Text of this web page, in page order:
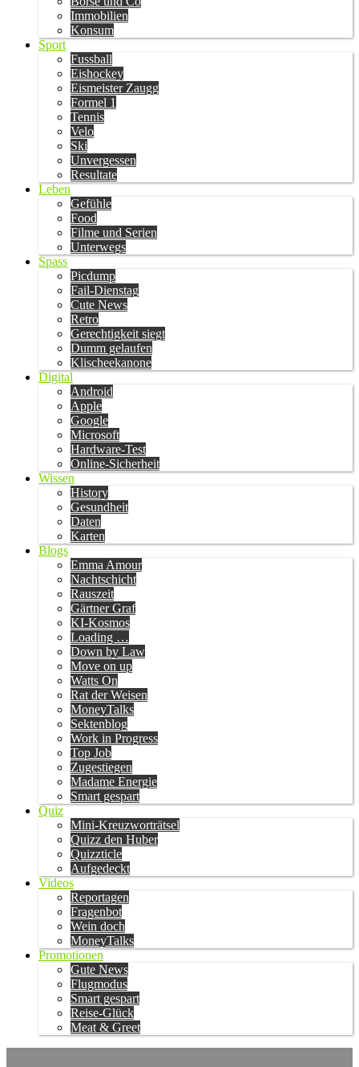
Immobilien
Konsum
Sport
Fussball
Eishockey
Eismeister Zaugg
Formel 1
Tennis
Velo
Ski
Unvergessen
Resultate
Leben
Gefühle
Food
Filme und Serien
Unterwegs
Spass
Picdump
Fail-Dienstag
Cute News
Retro
Gerechtigkeit siegt
Dumm gelaufen
Klischeekanone
Digital
Android
Apple
Google
Microsoft
Hardware-Test
Online-Sicherheit
Wissen
History
Gesundheit
Daten
Karten
Blogs
Emma Amour
Nachtschicht
Rauszeit
Gärtner Graf
KI-Kosmos
Loading …
Down by Law
Move on up
Watts On
Rat der Weisen
MoneyTalks
Sektenblog
Work in Progress
Top Job
Zugestiegen
Madame Energie
Smart gespart
Quiz
Mini-Kreuzworträtsel
Quizz den Huber
Quizzticle
Aufgedeckt
Videos
Reportagen
Fragenbot
Wein doch
MoneyTalks
Promotionen
Gute News
Flugmodus
Smart gespart
Reise-Glück
Meat & Greet